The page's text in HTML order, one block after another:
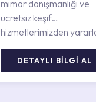
mimar danışmanlığı ve
ücretsiz keşif
hizmetlerimizden
DETAYLI BİLGİ AL